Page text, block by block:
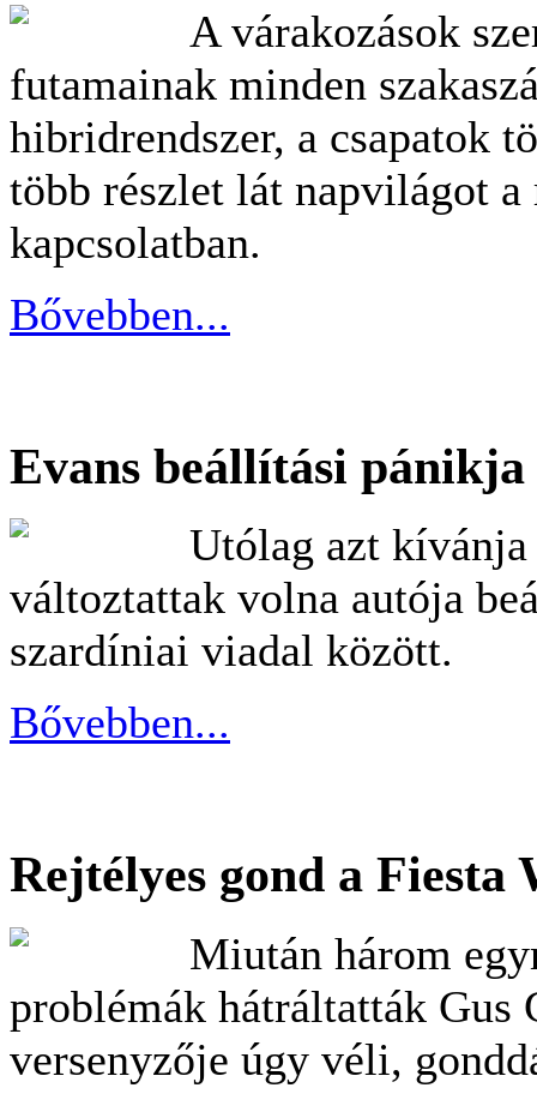
A várakozások
futamainak minden
hibridrendszer, a csapatok
több részlet lát napvilágot a
kapcsolatban.
Bővebben...
Evans beállítási pánikja
Utólag azt
változtattak volna autója
szardíniai viadal között.
Bővebben...
Rejtélyes gond a Fiesta
Miután három
problémák hátráltatták Gus
versenyzője úgy véli,